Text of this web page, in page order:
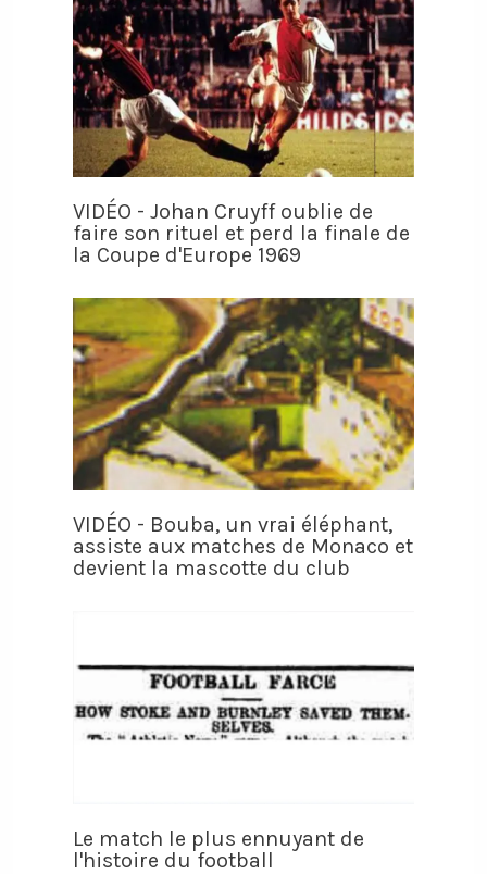
VIDÉO - Johan Cruyff oublie de
faire son rituel et perd la finale de
la Coupe d'Europe 1969
VIDÉO - Bouba, un vrai éléphant,
assiste aux matches de Monaco et
devient la mascotte du club
Le match le plus ennuyant de
l'histoire du football